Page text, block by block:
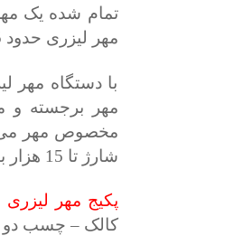
مهر لیزری حدود 25 هزار تومان است
با دستگاه مهر
مهر برجسته و
مخصوص مهر می
شارژ تا 15 هزار بار مهر می زند
پکیج مهر لیزری
کالک – چسب دو